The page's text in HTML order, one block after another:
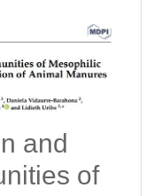
and
of